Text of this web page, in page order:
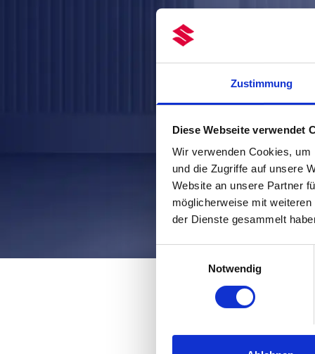
Zustimmung
Diese Webseite verwendet
Wir verwenden Cookies,
und die Zugriffe auf unsere
Website an unsere Partner
möglicherweise mit
der Dienste gesammelt
Notwendig